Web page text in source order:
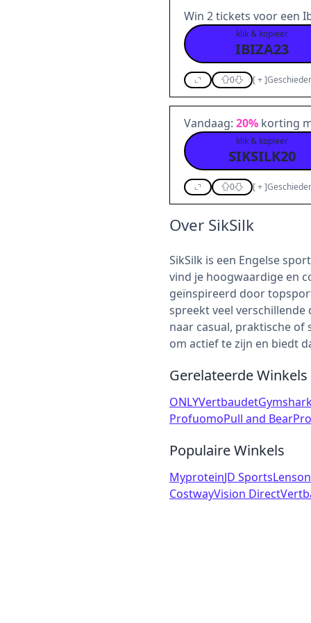
Win 2 tickets voor een
klik & kopieer
IBIZA23
0 [+]
Vandaag: 20% korting
klik & kopieer
SIKSILK20
0 [+]
Over SikSilk
SikSilk is een Engelse
vind je hoogwaardige en
geïnspireerd door
spreekt veel
naar casual, praktische
om actief te zijn en biedt
Gerelateerde Winkels
ONLYVertbaudet
ProfuomoPull and Bear
Populaire Winkels
MyproteinJD Sports
CostwayVision Direct